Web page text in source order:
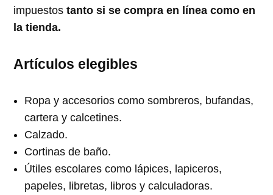
impuestostanto si se compra en línea como en
la tienda.
Artículos elegibles
Ropa y accesorios como sombreros, bufandas,
cartera y calcetines.
Calzado.
Cortinas de baño.
Útiles escolares como lápices, lapiceros,
papeles, libretas, libros y calculadoras.